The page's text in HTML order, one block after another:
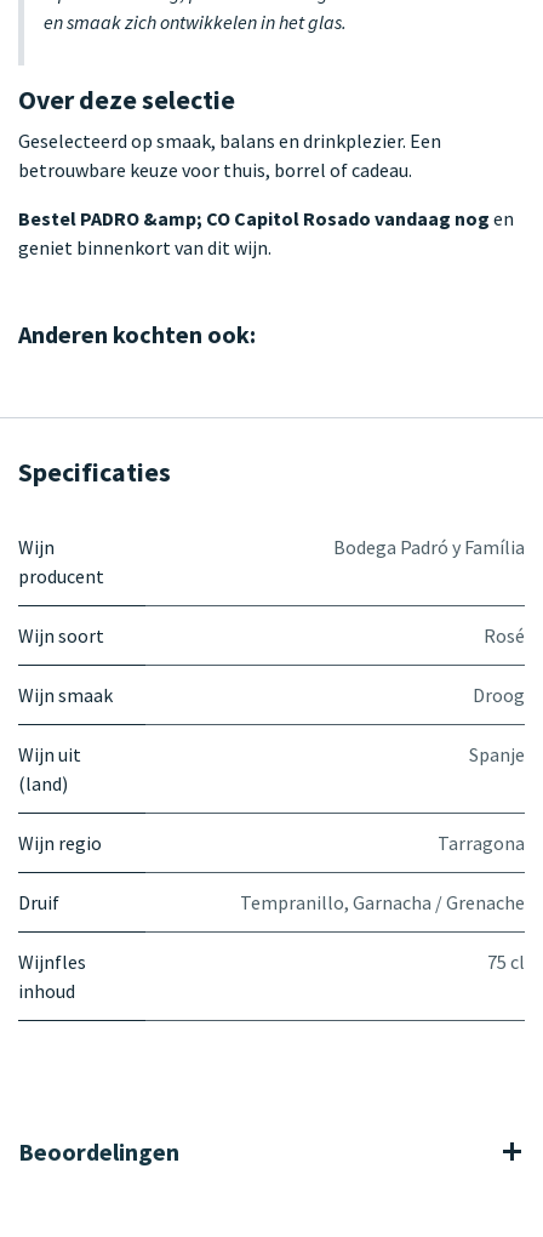
en smaak zich ontwikkelen in het glas.
Over deze selectie
Geselecteerd op smaak, balans en drinkplezier. Een
betrouwbare keuze voor thuis, borrel of cadeau.
Bestel PADRO &amp; CO Capitol Rosado vandaag nog en
geniet binnenkort van dit wijn.
Anderen kochten ook:
Specificaties
Wijn
producent
Bodega Padró y Família
Wijn soort Rosé
Wijn smaak Droog
Wijn uit
(land)
Spanje
Wijn regio Tarragona
Druif Tempranillo, Garnacha / Grenache
Wijnfles
inhoud
75 cl
Beoordelingen